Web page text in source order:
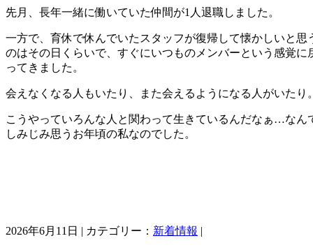
先月、長年一緒に働いていた仲間が1人退職しました。
一方で、育休で休んでいたスタッフが復帰して懐かしいと思
のはその日くらいで、すぐにいつものメンバーという感覚に
ってきました。
会えなくなる人もいたり、また会えるようになる人がいたり
こうやっていろんな人と関わって生きているんだなぁ…なん
しみじみ思うお年頃の私なのでした。
2026年6月11日 | カテゴリー： 新着情報 |